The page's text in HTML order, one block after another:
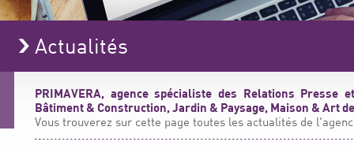
Actualités
PRIMAVERA, agence spécialiste des Relations Presse
Bâtiment & Construction, Jardin & Paysage, Maison & Art
Vous trouverez sur cette page toutes les actualités de